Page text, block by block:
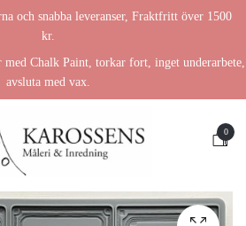
och snabba leveranser, Fraktfritt över 1500
kr.
Chalk Paint, torkar fort, inget underarbete,
avsluta med vax.
0